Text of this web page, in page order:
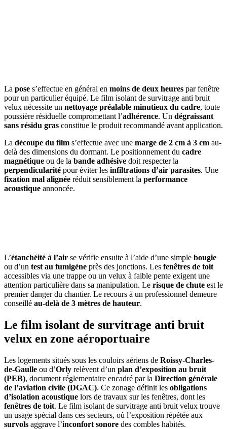
La pose s’effectue en général en moins de deux heures par fenêtre
pour un particulier équipé. Le film isolant de survitrage anti bruit
velux nécessite un nettoyage préalable minutieux du cadre, toute
poussière résiduelle compromettant l’adhérence. Un dégraissant
sans résidu gras constitue le produit recommandé avant application.
La découpe du film s’effectue avec une marge de 2 cm à 3 cm au-
delà des dimensions du dormant. Le positionnement du cadre
magnétique ou de la bande adhésive doit respecter la
perpendicularité pour éviter les infiltrations d’air parasites. Une
fixation mal alignée réduit sensiblement la performance
acoustique annoncée.
L’étanchéité à l’air se vérifie ensuite à l’aide d’une simple bougie
ou d’un test au fumigène près des jonctions. Les fenêtres de toit
accessibles via une trappe ou un velux à faible pente exigent une
attention particulière dans sa manipulation. Le risque de chute est le
premier danger du chantier. Le recours à un professionnel demeure
conseillé au-delà de 3 mètres de hauteur.
Le film isolant de survitrage anti bruit
velux en zone aéroportuaire
Les logements situés sous les couloirs aériens de Roissy-Charles-
de-Gaulle ou d’Orly relèvent d’un plan d’exposition au bruit
(PEB), document réglementaire encadré par la Direction générale
de l’aviation civile (DGAC). Ce zonage définit les obligations
d’isolation acoustique lors de travaux sur les fenêtres, dont les
fenêtres de toit. Le film isolant de survitrage anti bruit velux trouve
un usage spécial dans ces secteurs, où l’exposition répétée aux
survols aggrave l’inconfort sonore des combles habités.